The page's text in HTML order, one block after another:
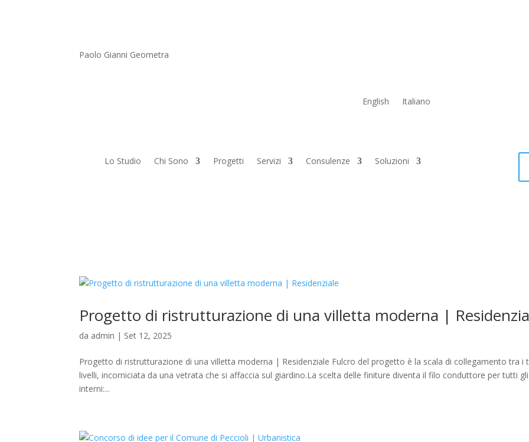
Paolo Gianni Geometra
English Italiano
Lo Studio Chi Sono Progetti Servizi Consulenze Soluzioni
Progetto di ristrutturazione di una villetta moderna |
da admin | Set 12, 2025
Progetto di ristrutturazione di una villetta moderna | Residenziale Fulcro del progetto è la scala di collegamento tra i
livelli, incorniciata da una vetrata che si affaccia sul giardino.La scelta delle finiture diventa il filo conduttore per tutti gli
interni:...